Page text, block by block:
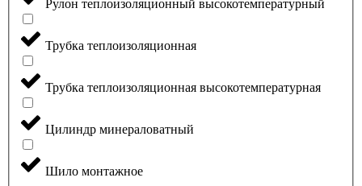
Рулон теплоизоляционный высокотемпературный
Трубка теплоизоляционная
Трубка теплоизоляционная высокотемпературная
Цилиндр минераловатный
Шило монтажное